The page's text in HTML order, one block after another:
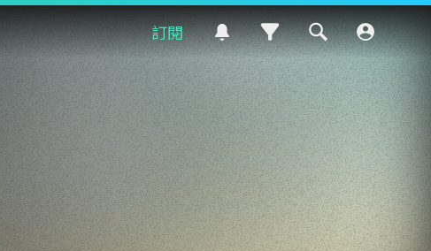
訂閱